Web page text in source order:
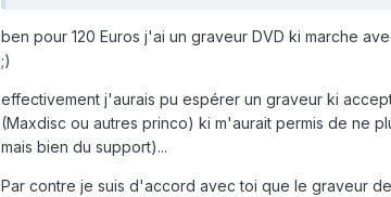
ben pour 120 Euros j'ai un graveur DVD ki marche
;)
effectivement j'aurais pu espérer un graveur ki
(Maxdisc ou autres princo) ki m'aurait permis de ne
mais bien du support)...
Par contre je suis d'accord avec toi que le graveur